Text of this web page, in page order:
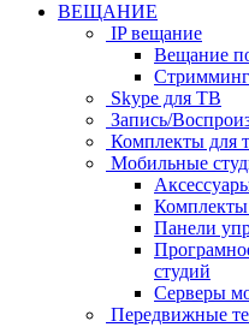
ВЕЩАНИЕ
IP вещание
Вещание
Skype для ТВ
Запись/
Комплекты для
Мобильные
Панели
студий
Серверы
Передвижные